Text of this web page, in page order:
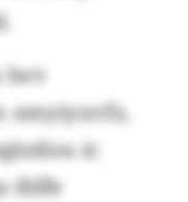
lwv
zmyiyuvfz,
ic
tblfe